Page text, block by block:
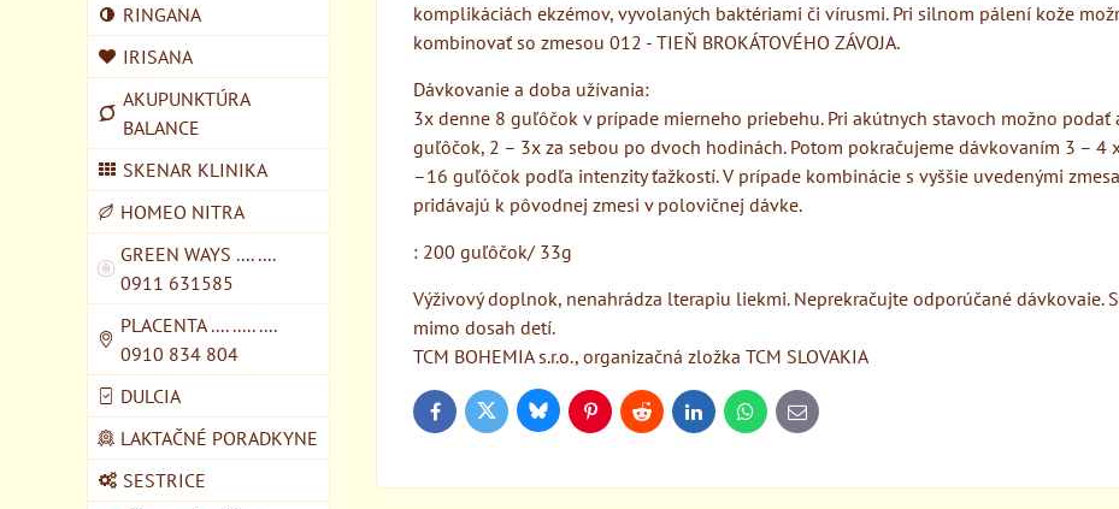
komplikáciách ekzémov, vyvolaných baktériami či vírusmi. Pri silnom pálení kože
kombinovať so zmesou 012 - TIEŇ BROKÁTOVÉHO ZÁVOJA.
Dávkovanie a doba užívania:
3x denne 8 guľôčok v prípade mierneho priebehu. Pri akútnych stavoch možno podať
guľôčok, 2 – 3x za sebou po dvoch hodinách. Potom pokračujeme dávkovaním 3 – 4
–16 guľôčok podľa intenzity ťažkostí. V prípade kombinácie s vyššie uvedenými
pridávajú k pôvodnej zmesi v polovičnej dávke.
: 200 guľôčok/ 33g
Výživový doplnok, nenahrádza lterapiu liekmi. Neprekračujte odporúčané dávkovaie.
mimo dosah detí.
TCM BOHEMIA s.r.o., organizačná zložka TCM SLOVAKIA
FacebookTwitter BlueskyPinterestReddit LinkedInWhatsApp
E-
mail
RINGANA
IRISANA
AKUPUNKTÚRA
BALANCE
SKENAR KLINIKA
HOMEO NITRA
GREEN WAYS .... ....
0911 631585
PLACENTA .... ..... ....
0910 834 804
DULCIA
LAKTAČNÉ PORADKYNE
SESTRICE